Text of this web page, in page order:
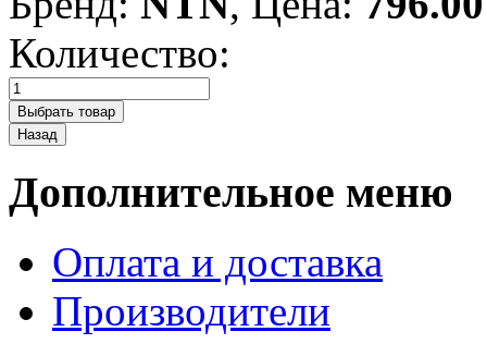
Количество:
Дополнительное меню
Оплата и доставка
Производители